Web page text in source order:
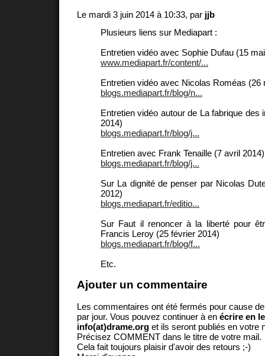
Le mardi 3 juin 2014 à 10:33, par jjb
Plusieurs liens sur Mediapart :
Entretien vidéo avec Sophie Dufau (15
www.mediapart.fr/content/...
Entretien vidéo avec Nicolas Roméas (26
blogs.mediapart.fr/blog/n...
Entretien vidéo autour de La fabrique des
2014)
blogs.mediapart.fr/blog/j...
Entretien avec Frank Tenaille (7 avril 2014)
blogs.mediapart.fr/blog/j...
Sur La dignité de penser par Nicolas
2012)
blogs.mediapart.fr/editio...
Sur Faut il renoncer à la liberté pour
Francis Leroy (25 février 2014)
blogs.mediapart.fr/blog/f...
Etc.
Ajouter un commentaire
Les commentaires ont été fermés pour cause
par jour. Vous pouvez continuer à en écrire en
info(at)drame.org et ils seront publiés en votre
Précisez COMMENT dans le titre de votre mail.
Cela fait toujours plaisir d'avoir des retours ;-)